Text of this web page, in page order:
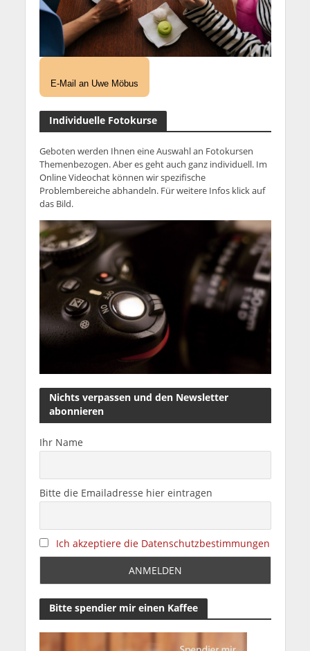
E-Mail an Uwe Möbus
Individuelle Fotokurse
Geboten werden Ihnen eine Auswahl an Fotokursen
Themenbezogen. Aber es geht auch ganz individuell. Im
Online Videochat können wir spezifische
Problembereiche abhandeln. Für weitere Infos klick auf
das Bild.
Nichts verpassen und den Newsletter
abonnieren
Ihr Name
Bitte die Emailadresse hier eintragen
Ich akzeptiere die Datenschutzbestimmungen
Bitte spendier mir einen Kaffee